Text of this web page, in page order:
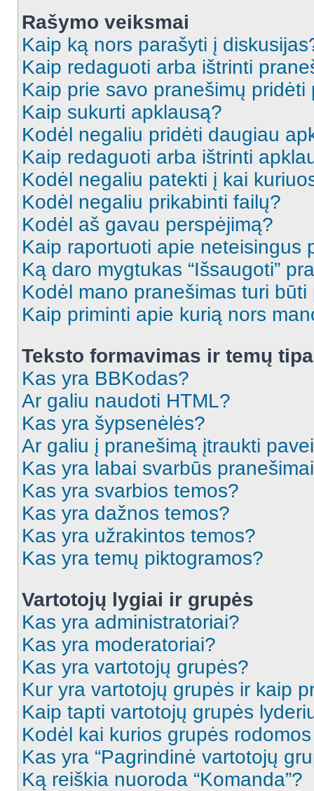
Rašymo veiksmai
Kaip ką nors parašyti į
Kaip redaguoti arba ištrinti
Kaip prie savo pranešimų pridėti
Kaip sukurti apklausą?
Kodėl negaliu pridėti daugiau
Kaip redaguoti arba ištrinti
Kodėl negaliu patekti į kai
Kodėl negaliu prikabinti failų?
Kodėl aš gavau perspėjimą?
Kaip raportuoti apie neteisingus
Ką daro mygtukas “Išsaugoti”
Kodėl mano pranešimas turi būti
Kaip priminti apie kurią nors
Teksto formavimas ir temų
Kas yra BBKodas?
Ar galiu naudoti HTML?
Kas yra šypsenėlės?
Ar galiu į pranešimą įtraukti
Kas yra labai svarbūs
Kas yra svarbios temos?
Kas yra dažnos temos?
Kas yra užrakintos temos?
Kas yra temų piktogramos?
Vartotojų lygiai ir grupės
Kas yra administratoriai?
Kas yra moderatoriai?
Kas yra vartotojų grupės?
Kur yra vartotojų grupės ir kaip
Kaip tapti vartotojų grupės
Kodėl kai kurios grupės
Kas yra “Pagrindinė vartotojų
Ką reiškia nuoroda “Komanda”?